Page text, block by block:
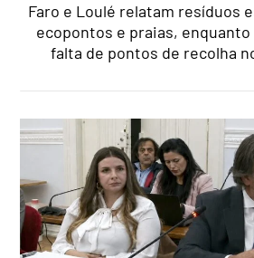
Faro e Loulé relatam resíduos
ecopontos e praias,
falta de pontos de recolha